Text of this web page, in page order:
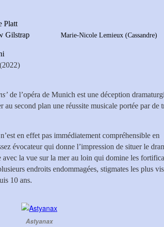
Platt
Gilstrap Marie-Nicole Lemieux (Cassandre)
(2022)
de l’opéra de Munich est une déception
au second plan une réussite musicale portée par de
n’est en effet pas immédiatement compréhensible en
évocateur qui donne l’impression de situer le
avec la vue sur la mer au loin qui domine les
endroits endommagées, stigmates les plus
10 ans.
Astyanax